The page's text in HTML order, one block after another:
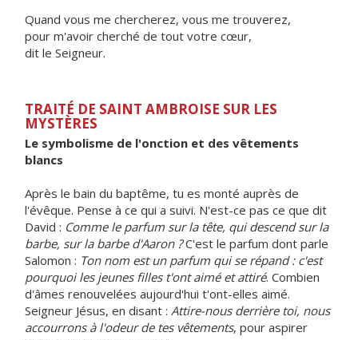
Quand vous me chercherez, vous me trouverez,
pour m'avoir cherché de tout votre cœur,
dit le Seigneur.
TRAITÉ DE SAINT AMBROISE SUR LES
MYSTÈRES
Le symbolisme de l'onction et des vêtements
blancs
Après le bain du baptême, tu es monté auprès de
l'évêque. Pense à ce qui a suivi. N'est-ce pas ce que dit
David : Comme le parfum sur la tête, qui descend sur la
barbe, sur la barbe d'Aaron ?C'est le parfum dont parle
Salomon : Ton nom est un parfum qui se répand : c'est
pourquoi les jeunes filles t'ont aimé et attiré. Combien
d'âmes renouvelées aujourd'hui t'ont-elles aimé.
Seigneur Jésus, en disant : Attire-nous derrière toi, nous
accourrons à l'odeur de tes vêtements, pour aspirer